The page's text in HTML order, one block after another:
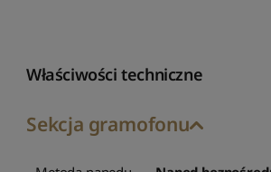
Właściwości techniczne
Sekcja gramofonu